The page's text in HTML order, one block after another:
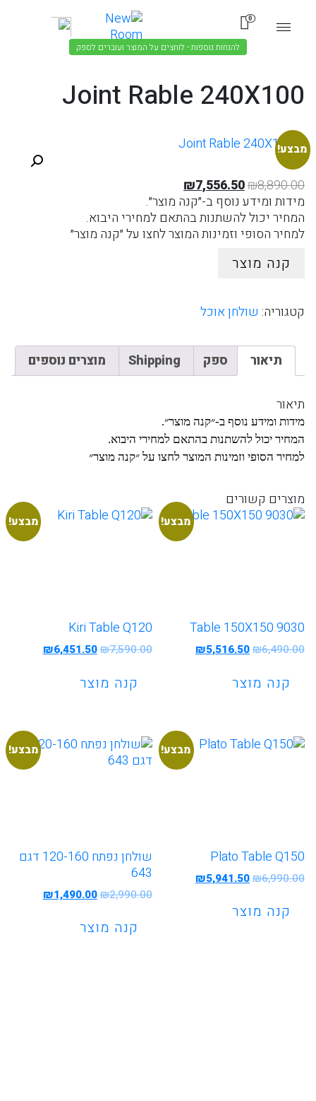
0
להנחות נוספות - לוחצים על המוצר ועוברים לספק
Joint Rable 240X100
מבצע!
₪8,890.00
המחיר
המקורי
היה:
₪8,890.00.
₪7,556.50
הנוכחי
הוא:
₪7,556.50.
מידות ומידע נוסף ב-״קנה מוצר״.
המחיר יכול להשתנות בהתאם למחירי היבוא.
למחיר הסופי וזמינות המוצר לחצו על ״קנה מוצר״
קנה מוצר
קטגוריה: שולחן אוכל
תיאור ספק Shipping מוצרים נוספים
תיאור
מידות ומידע נוסף ב-״קנה מוצר״.
המחיר יכול להשתנות בהתאם למחירי היבוא.
למחיר הסופי וזמינות המוצר לחצו על ״קנה מוצר״
מוצרים קשורים
מבצע!
9030 Table 150X150
₪6,490.00
המחיר
היה:
₪6,490.00.
₪5,516.50
קנה מוצר
מבצע!
Kiri Table Q120
₪7,590.00
המחיר
היה:
₪7,590.00.
₪6,451.50
קנה מוצר
מבצע!
Plato Table Q150
₪6,990.00
המחיר
היה:
₪6,990.00.
₪5,941.50
קנה מוצר
מבצע!
שולחן נפתח 120-160 דגם
643
₪2,990.00
המחיר
היה:
₪2,990.00.
₪1,490.00
קנה מוצר